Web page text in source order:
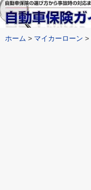
ホーム マイカーローン